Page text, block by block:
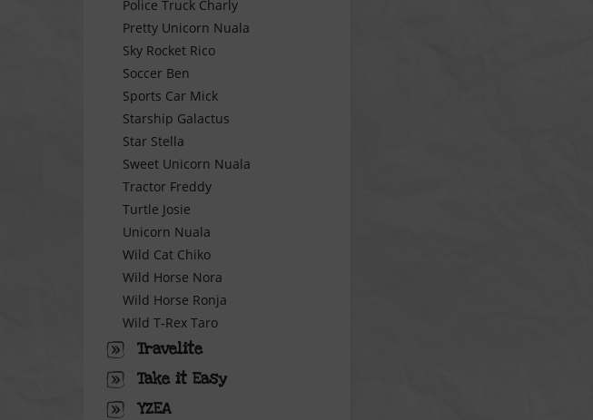
Police Truck Charly
Pretty Unicorn Nuala
Sky Rocket Rico
Soccer Ben
Sports Car Mick
Starship Galactus
Star Stella
Sweet Unicorn Nuala
Tractor Freddy
Turtle Josie
Unicorn Nuala
Wild Cat Chiko
Wild Horse Nora
Wild Horse Ronja
Wild T-Rex Taro
Travelite
Take it Easy
YZEA